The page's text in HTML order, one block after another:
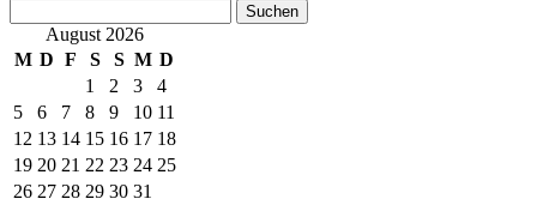
nach:August 2026
M D F S S M D
1
2 3
4
5
6 7 8 9 10 11
12 13 14 15 16 17 18
19 20 21 22 23 24 25
26 27 28 29 30 31